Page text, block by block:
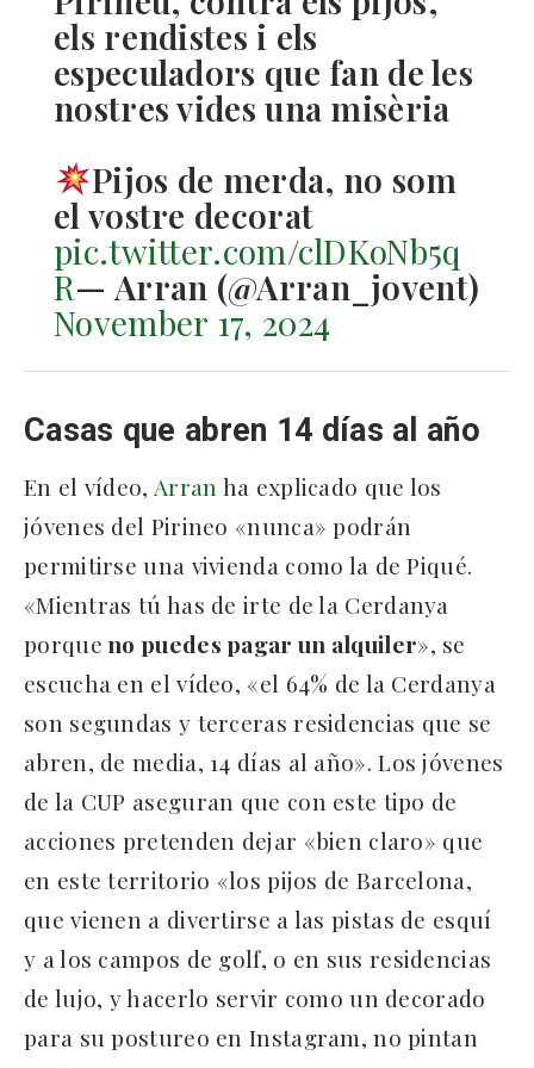
els rendistes i els
especuladors que fan de les
nostres vides una misèria
Pijos de merda, no som
el vostre decorat
pic.twitter.com/clDKoNb5q
R— Arran (@Arran_jovent)
November 17, 2024
Casas que abren 14 días al año
En el vídeo, Arran ha explicado que los
jóvenes del Pirineo «nunca» podrán
permitirse una vivienda como la de Piqué.
«Mientras tú has de irte de la Cerdanya
porque no puedes pagar un alquiler», se
escucha en el vídeo, «el 64% de la Cerdanya
son segundas y terceras residencias que se
abren, de media, 14 días al año». Los jóvenes
de la CUP aseguran que con este tipo de
acciones pretenden dejar «bien claro» que
en este territorio «los pijos de Barcelona,
que vienen a divertirse a las pistas de esquí
y a los campos de golf, o en sus residencias
de lujo, y hacerlo servir como un decorado
para su postureo en Instagram, no pintan